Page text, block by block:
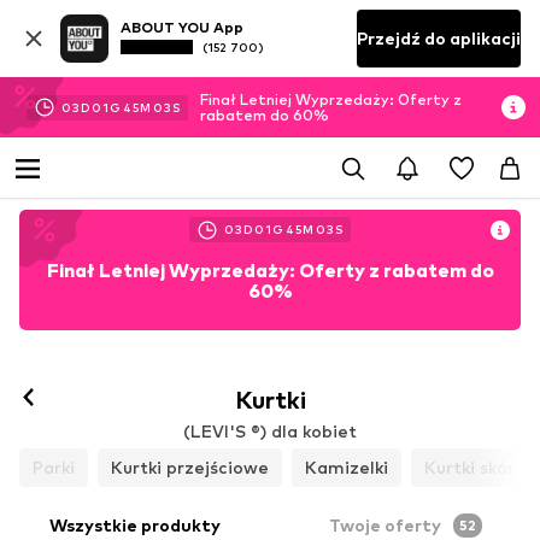
ABOUT YOU App
(152 700) Przejdź do aplikacji
03D 01 G 45M 00 S
Finał Letniej Wyprzedaży: Oferty z
rabatem do 60%
03D 01 G 45M 00 S
Finał Letniej Wyprzedaży: Oferty z rabatem do
60%
Kurtki
(LEVI'S ®) dla kobiet
Parki
Kurtki przejściowe Kamizelki Kurtki
Wszystkie produkty Twoje oferty 52